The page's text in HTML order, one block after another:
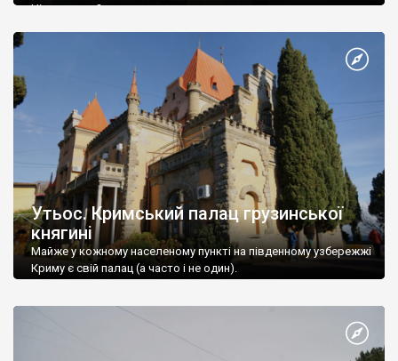
Ніжин греки?
Утьос. Кримський палац грузинської
княгині
Майже у кожному населеному пункті на південному узбережжі
Криму є свій палац (а часто і не один).